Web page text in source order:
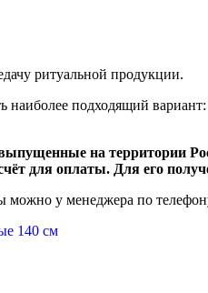
ритуальной продукции.
наиболее подходящий вариант:
на территории
для оплаты. Для его
можно у менеджера по
140 см